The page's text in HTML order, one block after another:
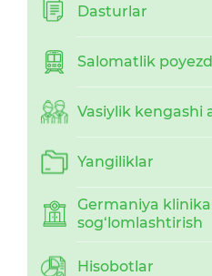
Dasturlar
Salomatlik
Vasiylik kengashi
Yangiliklar
Germaniya
sog‘lomlashtirish
Hisobotlar